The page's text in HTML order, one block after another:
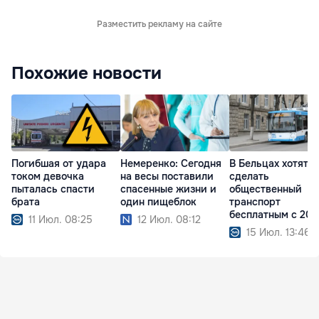
Разместить рекламу на сайте
Похожие новости
Погибшая от удара
током девочка
пыталась спасти
брата
11 Июл. 08:25
Немеренко: Сегодня
на весы поставили
спасенные жизни и
один пищеблок
12 Июл. 08:12
В Бельцах хотят
сделать
общественный
транспорт
бесплатным с
года15 Июл. 13:46